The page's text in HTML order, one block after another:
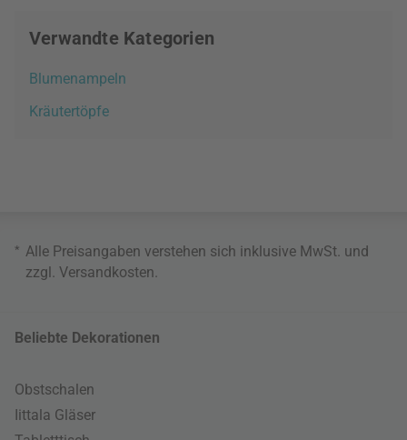
Verwandte Kategorien
Blumenampeln
Kräutertöpfe
* Alle Preisangaben verstehen sich inklusive MwSt. und
zzgl. Versandkosten.
Beliebte Dekorationen
Obstschalen
Iittala Gläser